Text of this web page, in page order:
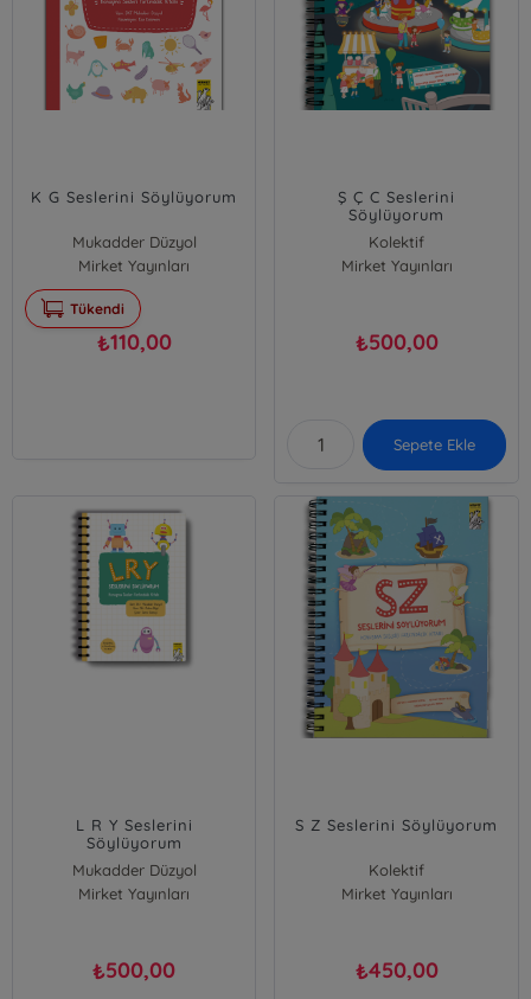
K G Seslerini Söylüyorum
Mukadder Düzyol
Mirket Yayınları
Tükendi
₺110,00
Ş Ç C Seslerini
Söylüyorum
Kolektif
Mirket Yayınları
₺500,00
Sepete Ekle
L R Y Seslerini
Söylüyorum
Mukadder Düzyol
Özlem Bilgili
Mirket Yayınları
₺500,00
S Z Seslerini Söylüyorum
Kolektif
Mirket Yayınları
₺450,00